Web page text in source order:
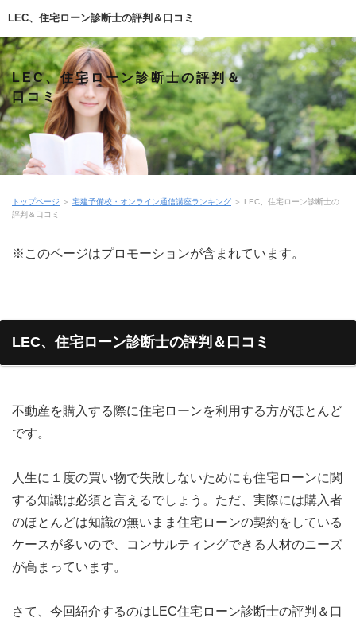
LEC、住宅ローン診断士の評判＆口コミ
LEC、住宅ローン診断士の評判＆
口コミ
トップページ ＞ 宅建予備校・オンライン通信講座ランキング ＞ LEC、住宅ローン診断士の
評判＆口コミ
※このページはプロモーションが含まれています。
LEC、住宅ローン診断士の評判＆口コミ
不動産を購入する際に住宅ローンを利用する方がほとんど
です。
人生に１度の買い物で失敗しないためにも住宅ローンに関
する知識は必須と言えるでしょう。ただ、実際には購入者
のほとんどは知識の無いまま住宅ローンの契約をしている
ケースが多いので、コンサルティングできる人材のニーズ
が高まっています。
さて、今回紹介するのはLEC住宅ローン診断士の評判＆口